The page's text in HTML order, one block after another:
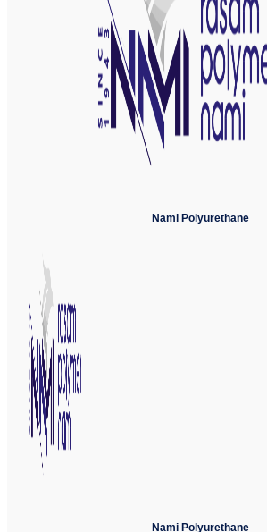
Nami Polyurethane
Nami Polyurethane